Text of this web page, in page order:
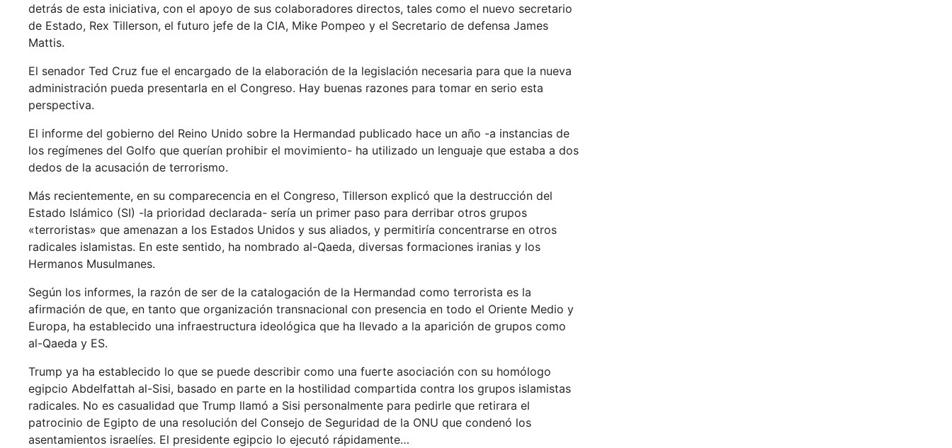
detrás de esta iniciativa, con el apoyo de sus colaboradores directos, tales como el nuevo secretario
de Estado, Rex Tillerson, el futuro jefe de la CIA, Mike Pompeo y el Secretario de defensa James
Mattis.
El senador Ted Cruz fue el encargado de la elaboración de la legislación necesaria para que la nueva
administración pueda presentarla en el Congreso. Hay buenas razones para tomar en serio esta
perspectiva.
El informe del gobierno del Reino Unido sobre la Hermandad publicado hace un año -a instancias de
los regímenes del Golfo que querían prohibir el movimiento- ha utilizado un lenguaje que estaba a dos
dedos de la acusación de terrorismo.
Más recientemente, en su comparecencia en el Congreso, Tillerson explicó que la destrucción del
Estado Islámico (SI) -la prioridad declarada- sería un primer paso para derribar otros grupos
«terroristas» que amenazan a los Estados Unidos y sus aliados, y permitiría concentrarse en otros
radicales islamistas. En este sentido, ha nombrado al-Qaeda, diversas formaciones iranias y los
Hermanos Musulmanes.
Según los informes, la razón de ser de la catalogación de la Hermandad como terrorista es la
afirmación de que, en tanto que organización transnacional con presencia en todo el Oriente Medio y
Europa, ha establecido una infraestructura ideológica que ha llevado a la aparición de grupos como
al-Qaeda y ES.
Trump ya ha establecido lo que se puede describir como una fuerte asociación con su homólogo
egipcio Abdelfattah al-Sisi, basado en parte en la hostilidad compartida contra los grupos islamistas
radicales. No es casualidad que Trump llamó a Sisi personalmente para pedirle que retirara el
patrocinio de Egipto de una resolución del Consejo de Seguridad de la ONU que condenó los
asentamientos israelíes. El presidente egipcio lo ejecutó rápidamente…